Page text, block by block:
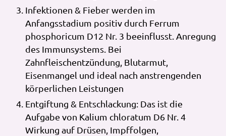
Infektionen & Fieber werden im
Anfangsstadium positiv durch Ferrum
phosphoricum D12 Nr. 3 beeinflusst. Anregung
des Immunsystems. Bei
Zahnfleischentzündung, Blutarmut,
Eisenmangel und ideal nach anstrengenden
körperlichen Leistungen
Entgiftung & Entschlackung: Das ist die
Aufgabe von Kalium chloratum D6 Nr. 4
Wirkung auf Drüsen, Impffolgen,